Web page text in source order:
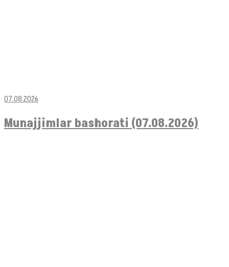
07.08.2026
Munajjimlar bashorati (07.08.2026)